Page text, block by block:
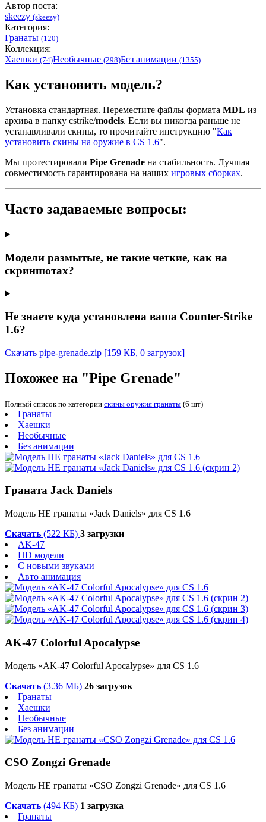
Автор поста:
skeezy (skeezy)
Категория:
Гранаты (120)
Коллекция:
Хаешки (74)Необычные (298)Без анимации (1355)
Как установить модель?
Установка стандартная. Переместите файлы формата MDL из
архива в папку cstrike/models. Если вы никогда раньше не
устанавливали скины, то прочитайте инструкцию "Как
установить скины на оружие в CS 1.6".
Мы протестировали Pipe Grenade на стабильность. Лучшая
совместимость гарантирована на наших игровых сборках.
Часто задаваемые вопросы:
Модели размытые, не такие четкие, как на
скриншотах?
Не знаете куда установлена ваша Counter-Strike
1.6?
Скачать pipe-grenade.zip [159 КБ, 0 загрузок]
Похожее на "Pipe Grenade"
Полный список по категории скины оружия гранаты (6 шт)
Гранаты
Хаешки
Необычные
Без анимации
Граната Jack Daniels
Модель HE гранаты «Jack Daniels» для CS 1.6
Скачать (522 КБ) 3 загрузки
AK-47
HD модели
С новыми звуками
Авто анимация
AK-47 Colorful Apocalypse
Модель «AK-47 Colorful Apocalypse» для CS 1.6
Скачать (3.36 МБ) 26 загрузок
Гранаты
Хаешки
Необычные
Без анимации
CSO Zongzi Grenade
Модель HE гранаты «CSO Zongzi Grenade» для CS 1.6
Скачать (494 КБ) 1 загрузка
Гранаты